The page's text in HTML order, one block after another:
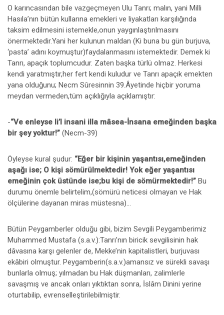
O karıncasından bile vazgeçmeyen Ulu Tanrı; malın, yani Milli
Hasıla’nın bütün kullarına emekleri ve liyakatları karşılığında
taksim edilmesini istemekle,onun yaygınlaştırılmasını
önermektedir.Yani her kulunun maldan (Ki buna bu gün burjuva,
‘pasta’ adını koymuştur)faydalanmasını istemektedir. Demek ki
Tanrı, apaçık toplumcudur. Zaten başka türlü olmaz. Herkesi
kendi yaratmıştır,her fert kendi kuludur ve Tanrı apaçık emekten
yana olduğunu; Necm Sûresinnin 39.Âyetinde hiçbir yoruma
meydan vermeden,tüm açıklığıyla açıklamıştır:
-“Ve enleyse li’l insani illa mâsea-İnsana emeğinden başka
bir şey yoktur!” (Necm-39)
Öyleyse kural şudur: “Eğer bir kişinin yaşantısı,emeğinden
aşağı ise; O kişi sömürülmektedir! Yok eğer yaşantısı
emeğinin çok üstünde ise;bu kişi de sömürmektedir!” Bu
durumu önemle belirtelim,(sömürü neticesi olmayan ve Hak
ölçülerine dayanan miras müstesna)...
Bütün Peygamberler olduğu gibi, bizim Sevgili Peygamberimiz
Muhammed Mustafa (s.a.v.):Tanrı’nın biricik sevgilisinin hak
dâvasına karşı gelenler de, Mekke’nin kapitalistleri, burjuvası
ekâbiri olmuştur. Peygamberin(s.a.v.)amansız ve sürekli savaşı
bunlarla olmuş; yılmadan bu Hak düşmanları, zalimlerle
savaşmış ve ancak onları yıktıktan sonra, İslâm Dinini yerine
oturtabilip, evrenselleştirilebilmiştir.